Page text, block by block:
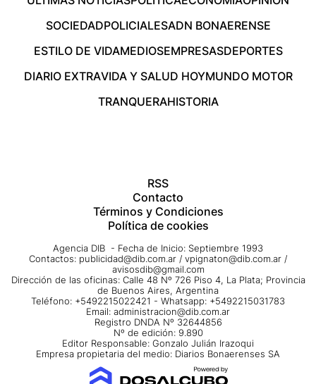
SOCIEDADPOLICIALESADN BONAERENSE
ESTILO DE VIDAMEDIOSEMPRESASDEPORTES
DIARIO EXTRAVIDA Y SALUD HOYMUNDO MOTOR
TRANQUERAHISTORIA
RSS
Contacto
Términos y Condiciones
Política de cookies
Agencia DIB - Fecha de Inicio: Septiembre 1993
Contactos: publicidad@dib.com.ar / vpignaton@dib.com.ar /
avisosdib@gmail.com
Dirección de las oficinas: Calle 48 Nº 726 Piso 4, La Plata; Provincia
de Buenos Aires, Argentina
Teléfono: +5492215022421 - Whatsapp: +5492215031783
Email: administracion@dib.com.ar
Registro DNDA Nº 32644856
Nº de edición: 9.890
Editor Responsable: Gonzalo Julián Irazoqui
Empresa propietaria del medio: Diarios Bonaerenses SA